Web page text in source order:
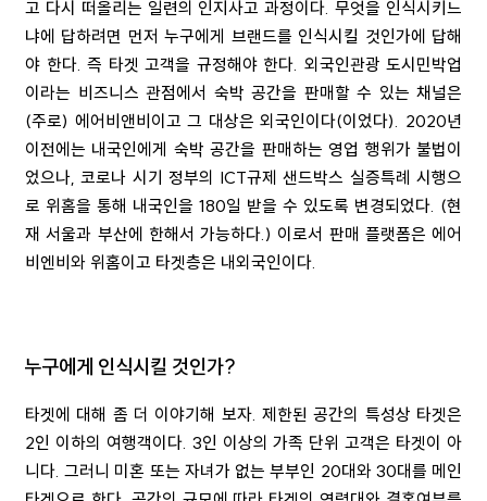
고 다시 떠올리는 일련의 인지사고 과정이다.무엇을 인식시키느
냐에 답하려면 먼저 누구에게 브랜드를 인식시킬 것인가에 답해
야 한다. 즉 타겟 고객을 규정해야 한다. 외국인관광 도시민박업
이라는 비즈니스 관점에서 숙박 공간을 판매할 수 있는 채널은
(주로) 에어비앤비이고 그 대상은 외국인이다(이었다). 2020년
이전에는 내국인에게 숙박 공간을 판매하는 영업 행위가 불법이
었으나,코로나 시기 정부의 ICT규제 샌드박스 실증특례 시행으
로 위홈을 통해 내국인을 180일 받을 수 있도록 변경되었다. (현
재 서울과 부산에 한해서 가능하다.) 이로서 판매 플랫폼은 에어
비엔비와 위홈이고 타겟층은 내외국인이다.
누구에게 인식시킬 것인가?
타겟에 대해 좀 더 이야기해 보자.제한된 공간의 특성상 타겟은
2인 이하의 여행객이다. 3인 이상의 가족 단위 고객은 타겟이 아
니다.그러니 미혼 또는 자녀가 없는 부부인 20대와 30대를 메인